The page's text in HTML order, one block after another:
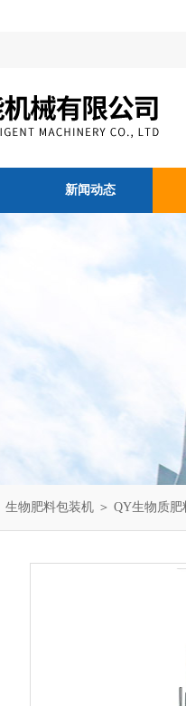
新闻动态
生物肥料包装机 ＞ QY生物质